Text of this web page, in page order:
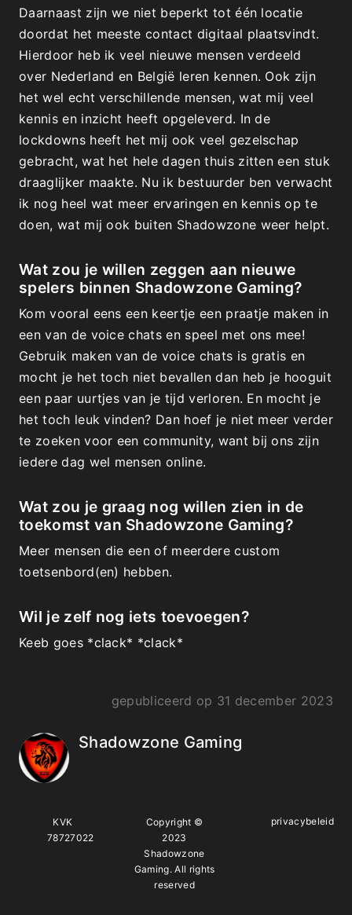
Daarnaast zijn we niet beperkt tot één locatie
doordat het meeste contact digitaal plaatsvindt.
Hierdoor heb ik veel nieuwe mensen verdeeld
over Nederland en België leren kennen. Ook zijn
het wel echt verschillende mensen, wat mij veel
kennis en inzicht heeft opgeleverd. In de
lockdowns heeft het mij ook veel gezelschap
gebracht, wat het hele dagen thuis zitten een stuk
draaglijker maakte. Nu ik bestuurder ben verwacht
ik nog heel wat meer ervaringen en kennis op te
doen, wat mij ook buiten Shadowzone weer helpt.
Wat zou je willen zeggen aan nieuwe
spelers binnen Shadowzone Gaming?
Kom vooral eens een keertje een praatje maken in
een van de voice chats en speel met ons mee!
Gebruik maken van de voice chats is gratis en
mocht je het toch niet bevallen dan heb je hooguit
een paar uurtjes van je tijd verloren. En mocht je
het toch leuk vinden? Dan hoef je niet meer verder
te zoeken voor een community, want bij ons zijn
iedere dag wel mensen online.
Wat zou je graag nog willen zien in de
toekomst van Shadowzone Gaming?
Meer mensen die een of meerdere custom
toetsenbord(en) hebben.
Wil je zelf nog iets toevoegen?
Keeb goes *clack* *clack*
gepubliceerd op 31 december 2023
Shadowzone Gaming
KVK
78727022
Copyright ©
2023
Shadowzone
Gaming. All rights
reserved
privacybeleid